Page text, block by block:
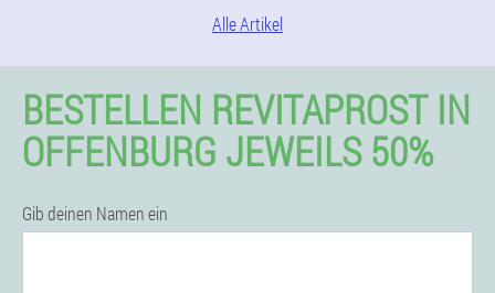
Alle Artikel
BESTELLEN REVITAPROST IN
OFFENBURG JEWEILS 50%
Gib deinen Namen ein